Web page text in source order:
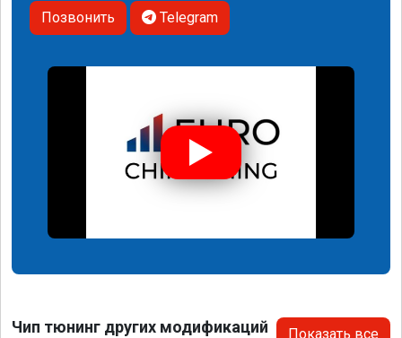
Позвонить Telegram
Чип тюнинг других модификаций
Показать все